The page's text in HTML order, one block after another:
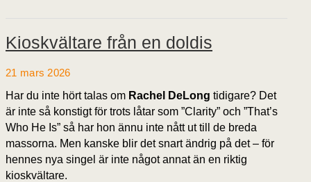
Kioskvältare från en doldis
21 mars 2026
Har du inte hört talas om Rachel DeLong tidigare? Det
är inte så konstigt för trots låtar som ”Clarity” och ”That’s
Who He Is” så har hon ännu inte nått ut till de breda
massorna. Men kanske blir det snart ändrig på det – för
hennes nya singel är inte något annat än en riktig
kioskvältare.